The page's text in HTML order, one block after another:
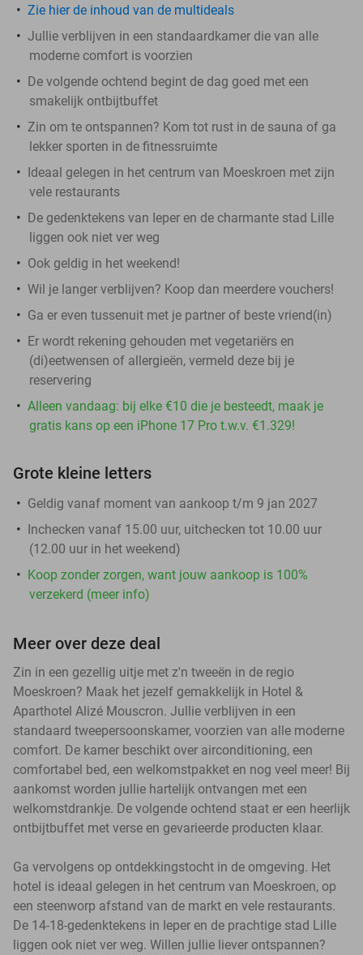
Zie hier de inhoud van de multideals
Jullie verblijven in een standaardkamer die van alle
moderne comfort is voorzien
De volgende ochtend begint de dag goed met een
smakelijk ontbijtbuffet
Zin om te ontspannen? Kom tot rust in de sauna of ga
lekker sporten in de fitnessruimte
Ideaal gelegen in het centrum van Moeskroen met zijn
vele restaurants
De gedenktekens van Ieper en de charmante stad Lille
liggen ook niet ver weg
Ook geldig in het weekend!
Wil je langer verblijven? Koop dan meerdere vouchers!
Ga er even tussenuit met je partner of beste vriend(in)
Er wordt rekening gehouden met vegetariërs en
(di)eetwensen of allergieën, vermeld deze bij je
reservering
Alleen vandaag: bij elke €10 die je besteedt, maak je
gratis kans op een iPhone 17 Pro t.w.v. €1.329!
Grote kleine letters
Geldig vanaf moment van aankoop t/m 9 jan 2027
Inchecken vanaf 15.00 uur, uitchecken tot 10.00 uur
(12.00 uur in het weekend)
Koop zonder zorgen, want jouw aankoop is 100%
verzekerd (meer info)
Meer over deze deal
Zin in een gezellig uitje met z'n tweeën in de regio
Moeskroen? Maak het jezelf gemakkelijk in Hotel &
Aparthotel Alizé Mouscron. Jullie verblijven in een
standaard tweepersoonskamer, voorzien van alle moderne
comfort. De kamer beschikt over airconditioning, een
comfortabel bed, een welkomstpakket en nog veel meer! Bij
aankomst worden jullie hartelijk ontvangen met een
welkomstdrankje. De volgende ochtend staat er een heerlijk
ontbijtbuffet met verse en gevarieerde producten klaar.
Ga vervolgens op ontdekkingstocht in de omgeving. Het
hotel is ideaal gelegen in het centrum van Moeskroen, op
een steenworp afstand van de markt en vele restaurants.
De 14-18-gedenktekens in Ieper en de prachtige stad Lille
liggen ook niet ver weg. Willen jullie liever ontspannen?